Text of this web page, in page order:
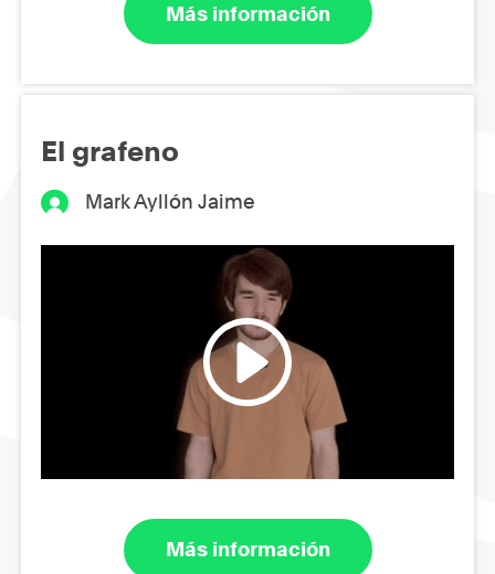
Más información
El grafeno
Mark Ayllón Jaime
Más información